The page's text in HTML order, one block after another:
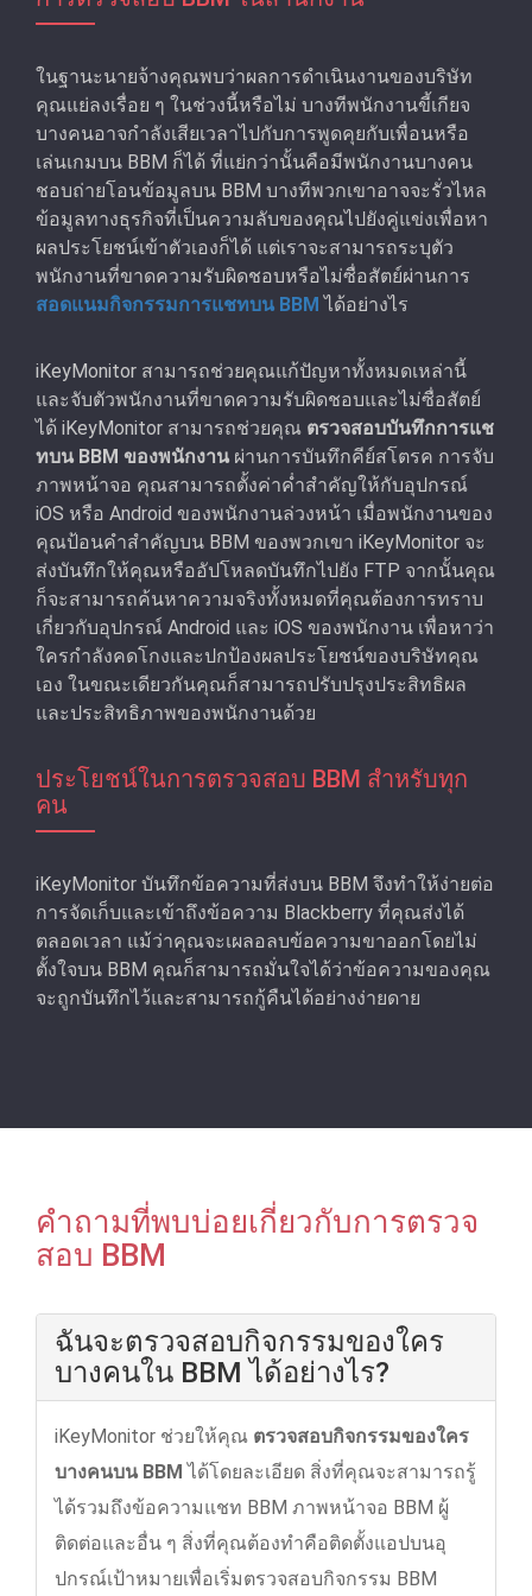
ในฐานะนายจ้างคุณพบว่าผลการดําเนินงานของบริษัท
คุณแย่ลงเรื่อย ๆ ในช่วงนี้หรือไม่ บางทีพนักงานขี้เกียจ
บางคนอาจกําลังเสียเวลาไปกับการพูดคุยกับเพื่อนหรือ
เล่นเกมบน BBM ก็ได้ ที่แย่กว่านั้นคือมีพนักงานบางคน
ชอบถ่ายโอนข้อมูลบน BBM บางทีพวกเขาอาจจะรั่วไหล
ข้อมูลทางธุรกิจที่เป็นความลับของคุณไปยังคู่แข่งเพื่อหา
ผลประโยชน์เข้าตัวเองก็ได้ แต่เราจะสามารถระบุตัว
พนักงานที่ขาดความรับผิดชอบหรือไม่ซื่อสัตย์ผ่านการ
สอดแนมกิจกรรมการแชทบน BBMได้อย่างไร
iKeyMonitor สามารถช่วยคุณแก้ปัญหาทั้งหมดเหล่านี้
และจับตัวพนักงานที่ขาดความรับผิดชอบและไม่ซื่อสัตย์
ได้ iKeyMonitor สามารถช่วยคุณ ตรวจสอบบันทึกการแช
ทบน BBM ของพนักงาน ผ่านการบันทึกคีย์สโตรค การจับ
ภาพหน้าจอ คุณสามารถตั้งค่าคํำสำคัญให้กับอุปกรณ์
iOS หรือ Android ของพนักงานล่วงหน้า เมื่อพนักงานของ
คุณป้อนคําสำคัญบน BBM ของพวกเขา iKeyMonitor จะ
ส่งบันทึกให้คุณหรืออัปโหลดบันทึกไปยัง FTP จากนั้นคุณ
ก็จะสามารถค้นหาความจริงทั้งหมดที่คุณต้องการทราบ
เกี่ยวกับอุปกรณ์ Android และ iOS ของพนักงาน เพื่อหาว่า
ใครกําลังคดโกงและปกป้องผลประโยชน์ของบริษัทคุณ
เอง ในขณะเดียวกันคุณก็สามารถปรับปรุงประสิทธิผล
และประสิทธิภาพของพนักงานด้วย
ประโยชน์ในการตรวจสอบ BBM สําหรับทุก
คน
iKeyMonitor บันทึกข้อความที่ส่งบน BBM จึงทำให้ง่ายต่อ
การจัดเก็บและเข้าถึงข้อความ Blackberry ที่คุณส่งได้
ตลอดเวลา แม้ว่าคุณจะเผลอลบข้อความขาออกโดยไม่
ตั้งใจบน BBM คุณก็สามารถมั่นใจได้ว่าข้อความของคุณ
จะถูกบันทึกไว้และสามารถกู้คืนได้อย่างง่ายดาย
คําถามที่พบบ่อยเกี่ยวกับการตรวจ
สอบ BBM
ฉันจะตรวจสอบกิจกรรมของใคร
บางคนใน BBM ได้อย่างไร?
iKeyMonitor ช่วยให้คุณ ตรวจสอบกิจกรรมของใคร
บางคนบน BBM ได้โดยละเอียด สิ่งที่คุณจะสามารถรู้
ได้รวมถึงข้อความแชท BBM ภาพหน้าจอ BBM ผู้
ติดต่อและอื่น ๆ สิ่งที่คุณต้องทําคือติดตั้งแอปบนอุ
ปกรณ์เป้าหมายเพื่อเริ่มตรวจสอบกิจกรรม BBM